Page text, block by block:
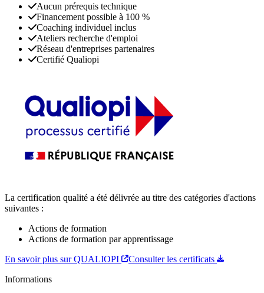
Aucun prérequis technique
Financement possible à 100 %
Coaching individuel inclus
Ateliers recherche d'emploi
Réseau d'entreprises partenaires
Certifié Qualiopi
La certification qualité a été délivrée au titre des catégories d'actions
suivantes :
Actions de formation
Actions de formation par apprentissage
En savoir plus sur QUALIOPI
Consulter les certificats
Informations